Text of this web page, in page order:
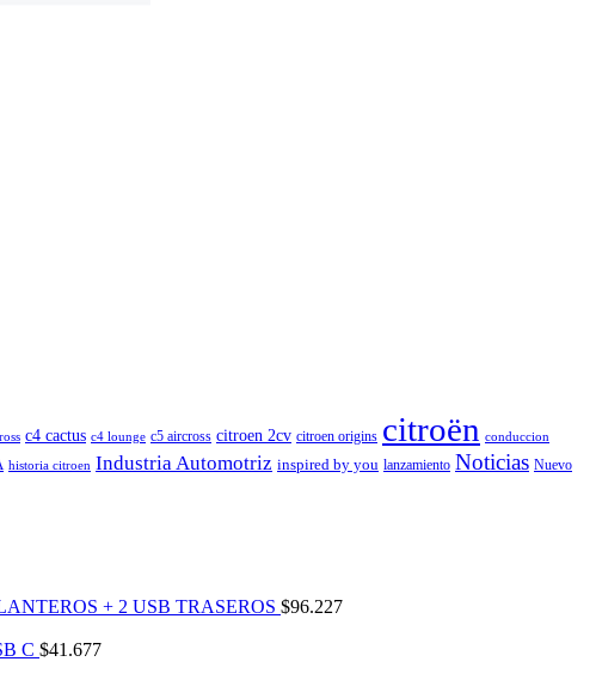
c4 cactus c4 lounge c5 aircross citroen 2cv citroen origins citroën conduccion
historia citroen Industria Automotriz inspired by you lanzamiento Noticias Nuevo
+ 2 USB TRASEROS $96.227
C $41.677